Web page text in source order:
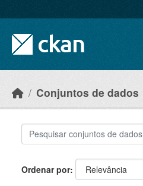
Conjuntos de dados
Ordenar por